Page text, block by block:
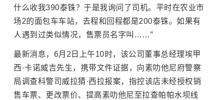
什么收我390泰铢？于是我询问了司机。平时在农业市
场2的面包车车站，去程和回程都是200泰铢。如果有
人遇到过类似情况，售票员名字叫……”
最新消息，6月2日上午10时，该公司董事总经理埃甲
西·卡诺威吉先生，携带文件证据，向素叻他尼府警察
局调查科警司威拉猜·西拉报案，指控该店未经授权销
售车票、更改票价、提高素叻他尼至拉查帕帕水坝线